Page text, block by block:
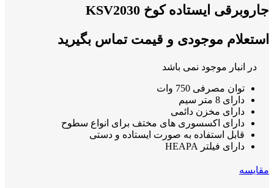
جاروبرقی ایستاده کوخ KSV2030
استعلام موجودی و قیمت تماس بگیرید
در انبار موجود نمی باشد
توان مصرفی 750 وات
دارای 8 متر سیم
دارای مخزن دائمی
دارای اکسسوری های مختف برای انواع سطوح
قابل استفاده به صورت ایستاده و دستی
دارای فیلتر HEAPA
مقايسه